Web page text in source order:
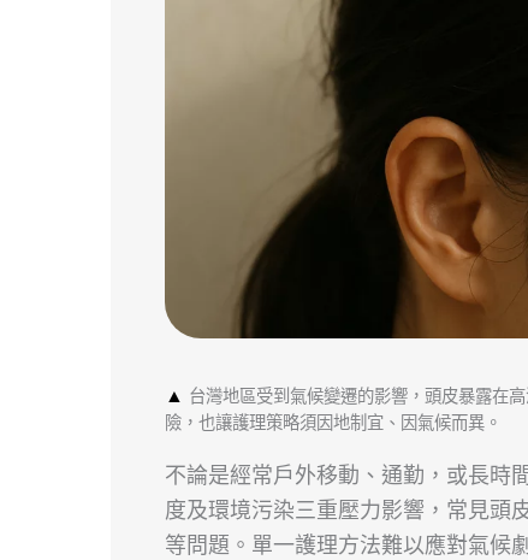
▲ 台灣地區受到氣候變遷的影響，頭皮暴露在
險，也讓護理策略須因地制宜、因氣候而異。
不論是經常戶外移動、通勤，或長時
度及環境污染三重壓力影響，常見頭
等問題。單一護理方法難以應對氣候